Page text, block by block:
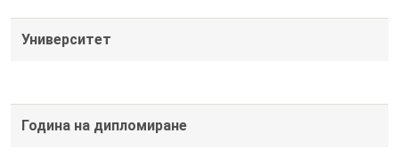
Университет
Година на дипломиране